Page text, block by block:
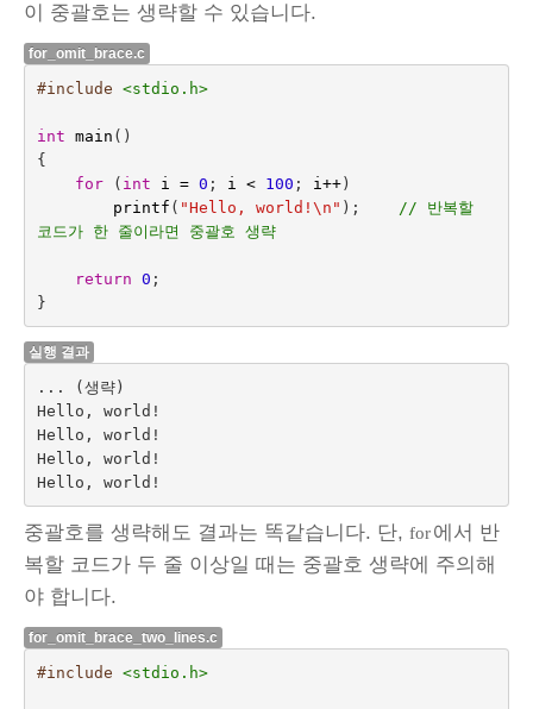
이 중괄호는 생략할 수 있습니다.
for_omit_brace.c
#include <stdio.h>
int main ()
{
for
( int i = 0 ; i < 100 ; i ++)
printf ( "Hello, world! \n " );
// 반복할
코드가 한 줄이라면 중괄호 생략
return 0 ;
}
실행 결과
... (생략)
Hello, world!
Hello, world!
Hello, world!
중괄호를 생략해도 결과는 똑같습니다. 단, for에서 반
복할 코드가 두 줄 이상일 때는 중괄호 생략에 주의해
야 합니다.
for_omit_brace_two_lines.c
#include <stdio.h>